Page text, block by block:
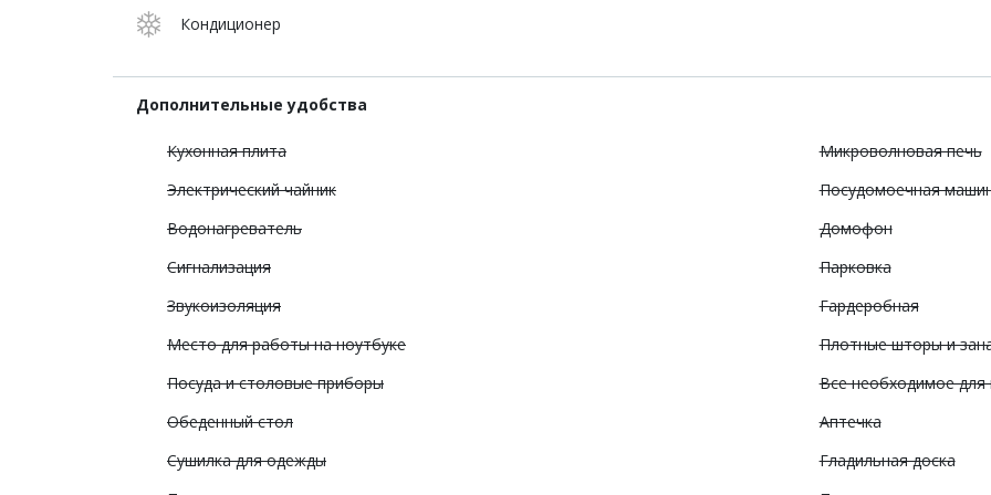
Кондиционер
Дополнительные удобства
Кухонная плита
Микроволновая печь
Электрический чайник
Посудомоечная
Водонагреватель
Домофон
Сигнализация
Парковка
Звукоизоляция
Гардеробная
Место для работы на ноутбуке
Плотные шторы и
Посуда и столовые приборы
Все необходимое для
Обеденный стол
Аптечка
Сушилка для одежды
Гладильная доска